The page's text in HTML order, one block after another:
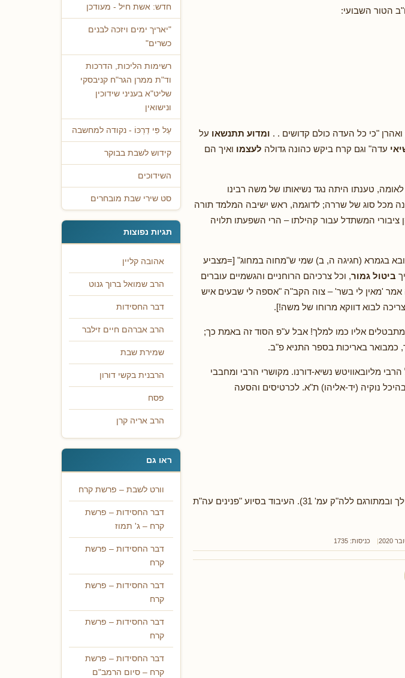
"כי כל העדה כולם קדושים . . ומדוע תתנשאו על
עדה" וגם קרח ביקש כהונה גדולה לעצמו ואיך הם
טענתו היתה נגד נשיאותו של משה רבינו
מכל סוג של שררה; לדוגמה, ראש ישיבה המלמד תורה
המשתדל עבור קהילתו – הרי השפעתו תלויה
בגמרא (חגיגה ה, ב) שמי ש"מחוה במחוג" [=מצביע
ביטול גמור, וכל צרכיהם הרוחניים והגשמיים עוברים
אמר 'מאין לי בשר' – צוה הקב"ה "אספה לי שבעים איש
לבוא דווקא מרוחו של משה!].
אליו כמו למלך! אבל ע"פ הסוד זה באמת כך;
כמבואר באריכות בספר התניא פ"ב.
ליום-ההילולא ה-20 של הרבי מליובאוויטש נשיא-דורנו. מקושרי הרבי ומחבבי
נוקיה (יד-אליהו) ת"א. לכרטיסים והסעה
לקוטי שיחות חלק ד קרח (עמ' 1049 ואילך ובמתורגם ללה"ק עמ' 31). העיבוד בסיוע "פנינים עה"ת
כניסות: 1735
חדש: אשת חיל - מעודכן
"יאריך ימים ויזכה לבנים
כשרים"
רשימות הליכות, הדרכות
וד"ת ממרן הגר"ח קניבסקי
שליט"א בעניני שידוכין
ונישואין
עַל פִּי דַרְכּוֹ - נקודה למחשבה
קידוש לשבת בבוקר
השידוכים
סט שירי שבת מובחרים
תגיות נפוצות
אהובה קליין
הרב שמואל ברוך גנוט
דבר החסידות
הרב אברהם חיים זילבר
שמירת שבת
הרבנית בקשי דורון
פסח
הרב אריה קרן
ראו גם
וורט לשבת – פרשת קרח
דבר החסידות – פרשת
קרח – ג' תמוז
דבר החסידות – פרשת
קרח
דבר החסידות – פרשת
קרח
דבר החסידות – פרשת
קרח
דבר החסידות – פרשת
קרח – סיום הרמב"ם